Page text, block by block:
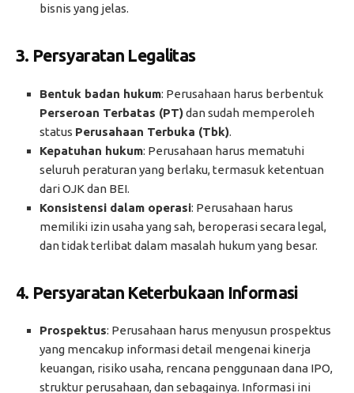
bisnis yang jelas.
3. Persyaratan Legalitas
Bentuk badan hukum: Perusahaan harus berbentuk
Perseroan Terbatas (PT)dan sudah memperoleh
status Perusahaan Terbuka (Tbk).
Kepatuhan hukum: Perusahaan harus mematuhi
seluruh peraturan yang berlaku, termasuk ketentuan
dari OJK dan BEI.
Konsistensi dalam operasi: Perusahaan harus
memiliki izin usaha yang sah, beroperasi secara legal,
dan tidak terlibat dalam masalah hukum yang besar.
4. Persyaratan Keterbukaan Informasi
Prospektus: Perusahaan harus menyusun prospektus
yang mencakup informasi detail mengenai kinerja
keuangan, risiko usaha, rencana penggunaan dana IPO,
struktur perusahaan, dan sebagainya. Informasi ini